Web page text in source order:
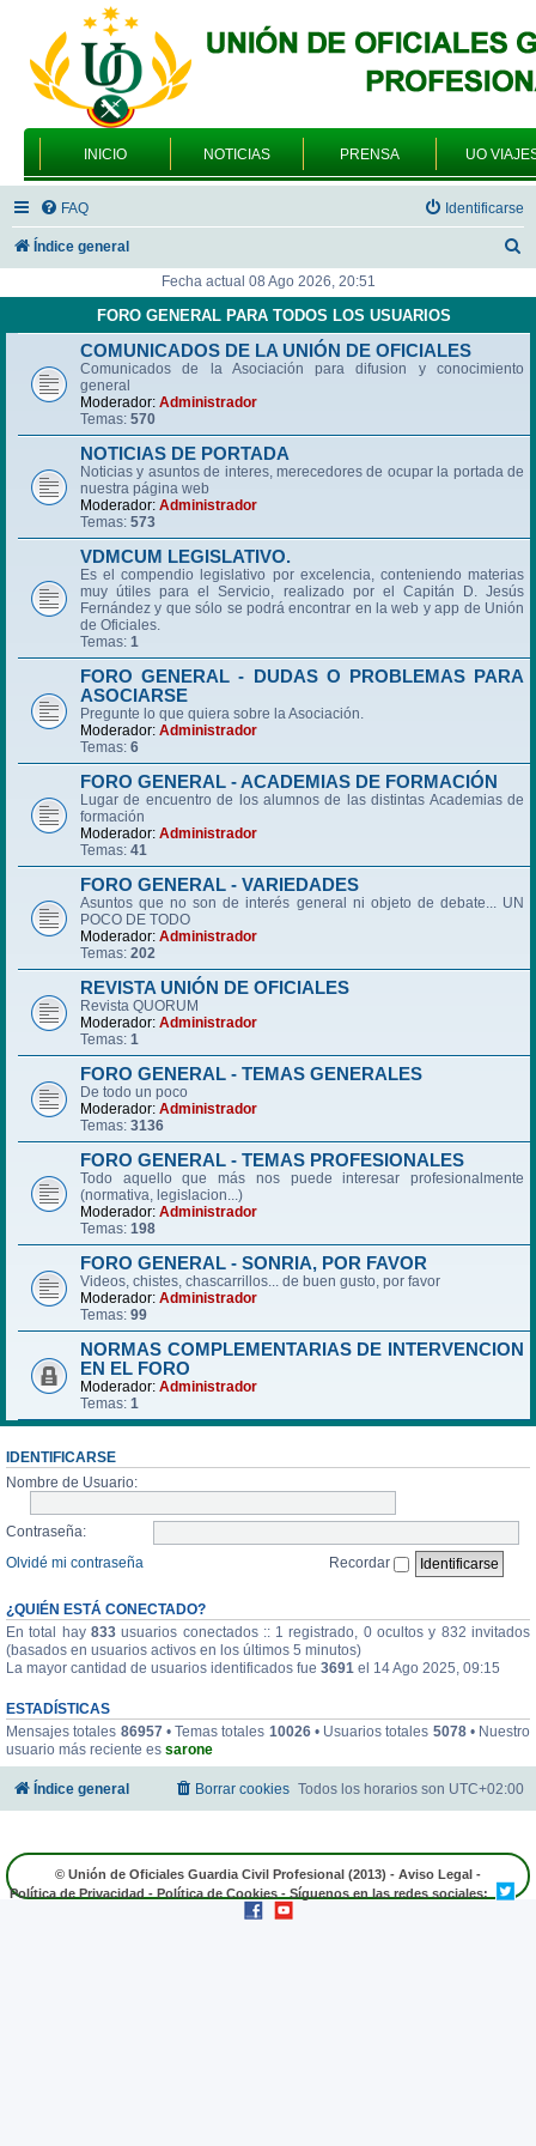
INICIO NOTICIAS PRENSA UO
FAQ Identificarse
Índice general
c
Fecha actual 08 Ago 2026, 20:51
FORO GENERAL PARA TODOS LOS USUARIOS
COMUNICADOS DE LA UNIÓN DE OFICIALES
Comunicados de la Asociación para difusion y conocimiento
general
Moderador: Administrador
Temas: 570
NOTICIAS DE PORTADA
Noticias y asuntos de interes, merecedores de ocupar la portada de
nuestra página web
Moderador: Administrador
Temas: 573
VDMCUM LEGISLATIVO.
Es el compendio legislativo por excelencia, conteniendo materias
muy útiles para el Servicio, realizado por el Capitán D. Jesús
Fernández y que sólo se podrá encontrar en la web y app de Unión
de Oficiales.
Temas: 1
FORO GENERAL - DUDAS O PROBLEMAS PARA
ASOCIARSE
Pregunte lo que quiera sobre la Asociación.
Moderador: Administrador
Temas: 6
FORO GENERAL - ACADEMIAS DE FORMACIÓN
Lugar de encuentro de los alumnos de las distintas Academias de
formación
Moderador: Administrador
Temas: 41
FORO GENERAL - VARIEDADES
Asuntos que no son de interés general ni objeto de debate... UN
POCO DE TODO
Moderador: Administrador
Temas: 202
REVISTA UNIÓN DE OFICIALES
Revista QUORUM
Moderador: Administrador
Temas: 1
FORO GENERAL - TEMAS GENERALES
De todo un poco
Moderador: Administrador
Temas: 3136
FORO GENERAL - TEMAS PROFESIONALES
Todo aquello que más nos puede interesar profesionalmente
(normativa, legislacion...)
Moderador: Administrador
Temas: 198
FORO GENERAL - SONRIA, POR FAVOR
Videos, chistes, chascarrillos... de buen gusto, por favor
Moderador: Administrador
Temas: 99
NORMAS COMPLEMENTARIAS DE INTERVENCION
EN EL FORO
Moderador: Administrador
Temas: 1
IDENTIFICARSE
Nombre de Usuario:
Contraseña:
Olvidé mi contraseña
Recordar
¿QUIÉN ESTÁ CONECTADO?
En total hay 833usuarios conectados :: 1 registrado, 0 ocultos y 832 invitados
(basados en usuarios activos en los últimos 5 minutos)
La mayor cantidad de usuarios identificados fue 3691 el 14 Ago 2025, 09:15
ESTADÍSTICAS
Mensajes totales 86957• Temas totales 10026• Usuarios totales 5078• Nuestro
usuario más reciente es sarone
Índice general Todos los horarios son UTC+02:00
Borrar cookies
© Unión de Oficiales Guardia Civil Profesional (2013) - Aviso Legal -
Política de Privacidad - Política de Cookies - Síguenos en las redes sociales: